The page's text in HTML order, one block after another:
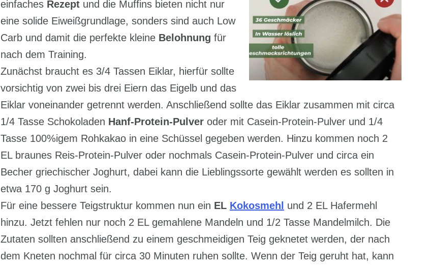
einfaches Rezept und die Muffins bieten nicht nur
eine solide Eiweißgrundlage, sonders sind auch Low
Carb und damit die perfekte kleine Belohnung für
nach dem Training.
Zunächst braucht es 3/4 Tassen Eiklar, hierfür sollte
vorsichtig von zwei bis drei Eiern das Eigelb und das
Eiklar voneinander getrennt werden. Anschließend sollte das Eiklar zusammen mit circa
1/4 Tasse Schokoladen Hanf-Protein-Pulver oder mit Casein-Protein-Pulver und 1/4
Tasse 100%igem Rohkakao in eine Schüssel gegeben werden. Hinzu kommen noch 2
EL braunes Reis-Protein-Pulver oder nochmals Casein-Protein-Pulver und circa ein
Becher griechischer Joghurt, dabei kann die Lieblingssorte gewählt werden es sollten in
etwa 170 g Joghurt sein.
Für eine bessere Teigstruktur kommen nun ein EL Kokosmehl
und 2 EL Hafermehl
hinzu. Jetzt fehlen nur noch 2 EL gemahlene Mandeln und 1/2 Tasse Mandelmilch. Die
Zutaten sollten anschließend zu einem geschmeidigen Teig geknetet werden, der nach
dem Kneten nochmal für circa 30 Minuten ruhen sollte. Wenn der Teig geruht hat, kann